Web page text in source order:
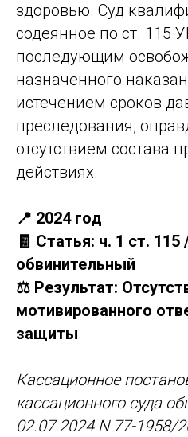
здоровью. Суд
содеянное по ст. 115
последующим
назначенного
истечением сроков
преследования,
отсутствием состава
действиях.
📍 2024 год
🧾 Статья: ч. 1 ст. 115
обвинительный
⚖️ Результат:
мотивированного
защиты
Кассационное
кассационного суда
02.07.2024 N 77-1958/